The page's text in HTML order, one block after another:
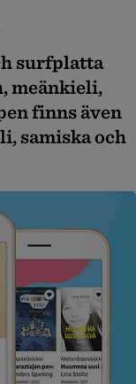
surfplatta
meänkieli,
finns även
samiska och